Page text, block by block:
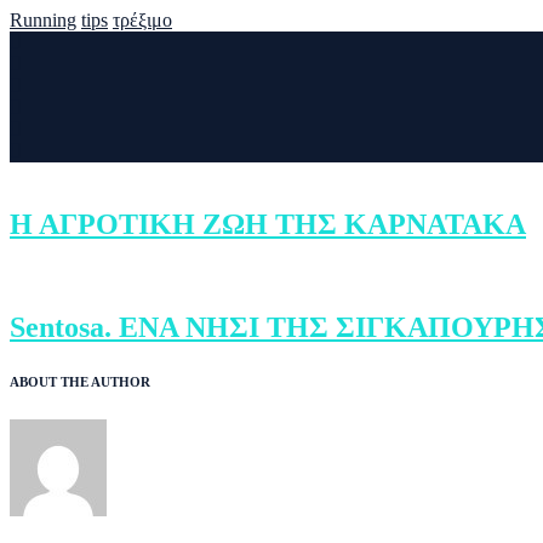
Running tips τρέξιμο
Η ΑΓΡΟΤΙΚΗ ΖΩΗ ΤΗΣ ΚΑΡΝΑΤΑΚΑ
Sentosa. ΕΝΑ ΝΗΣΙ ΤΗΣ
ABOUT THE AUTHOR